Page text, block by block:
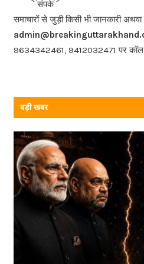
o
o
k
संपर्क
समाचारों से जुड़ी किसी भी जानकारी
9634342461, 9412032471 पर
बड़ी खबर